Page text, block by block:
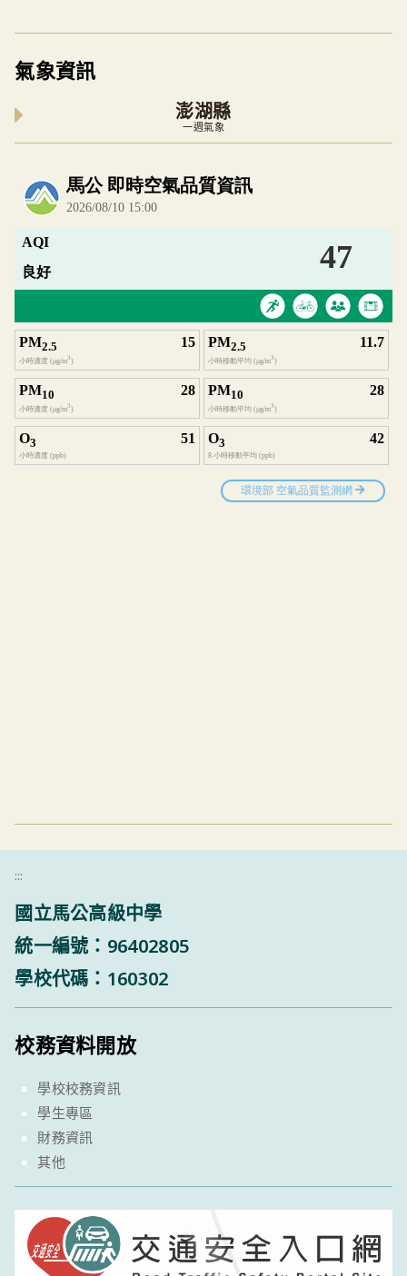
氣象資訊
澎湖縣
一週氣象
內嵌空氣品質小工具為視覺預覽，完整即時空
:::
國立馬公高級中學
統一編號：96402805
學校代碼：160302
校務資料開放
學校校務資訊
學生專區
財務資訊
其他